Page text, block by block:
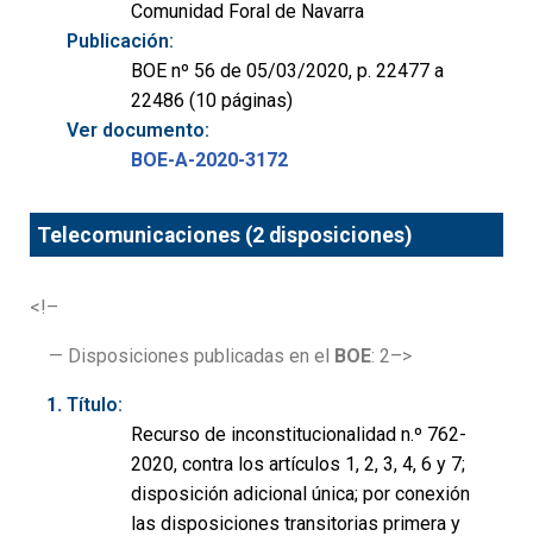
Comunidad Foral de Navarra
Publicación:
BOE nº 56 de 05/03/2020, p. 22477 a
22486 (10 páginas)
Ver documento:
BOE-A-2020-3172
Telecomunicaciones (2 disposiciones)
<!–
— Disposiciones publicadas en el BOE: 2–>
Título:
Recurso de inconstitucionalidad n.º 762-
2020, contra los artículos 1, 2, 3, 4, 6 y 7;
disposición adicional única; por conexión
las disposiciones transitorias primera y